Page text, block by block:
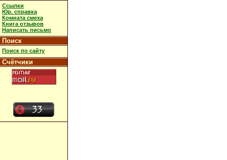
Ссылки
Юр. справка
Комната смеха
Книга отзывов
Написать письмо
Поиск
Поиск по сайту
Счётчики